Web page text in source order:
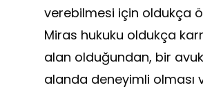
verebilmesi için oldukça
Miras hukuku oldukça
alan olduğundan, bir
alanda deneyimli olması